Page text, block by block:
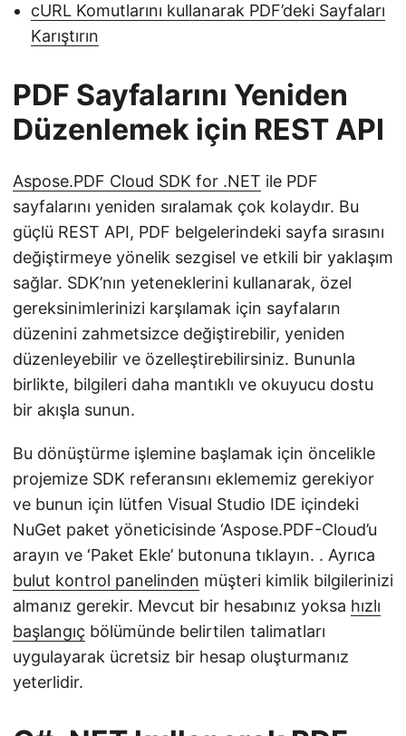
cURL Komutlarını kullanarak PDF’deki Sayfaları
Karıştırın
PDF Sayfalarını Yeniden
Düzenlemek için REST API
Aspose.PDF Cloud SDK for .NET ile PDF
sayfalarını yeniden sıralamak çok kolaydır. Bu
güçlü REST API, PDF belgelerindeki sayfa sırasını
değiştirmeye yönelik sezgisel ve etkili bir yaklaşım
sağlar. SDK’nın yeteneklerini kullanarak, özel
gereksinimlerinizi karşılamak için sayfaların
düzenini zahmetsizce değiştirebilir, yeniden
düzenleyebilir ve özelleştirebilirsiniz. Bununla
birlikte, bilgileri daha mantıklı ve okuyucu dostu
bir akışla sunun.
Bu dönüştürme işlemine başlamak için öncelikle
projemize SDK referansını eklememiz gerekiyor
ve bunun için lütfen Visual Studio IDE içindeki
NuGet paket yöneticisinde ‘Aspose.PDF-Cloud’u
arayın ve ‘Paket Ekle’ butonuna tıklayın. . Ayrıca
bulut kontrol panelinden müşteri kimlik bilgilerinizi
almanız gerekir. Mevcut bir hesabınız yoksa hızlı
başlangıç bölümünde belirtilen talimatları
uygulayarak ücretsiz bir hesap oluşturmanız
yeterlidir.